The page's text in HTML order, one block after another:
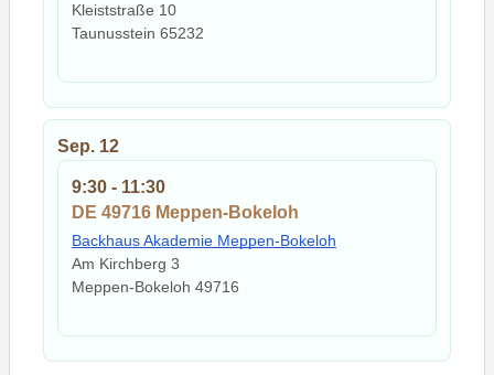
Kleiststraße 10
Taunusstein 65232
Sep. 12
9:30 - 11:30
DE 49716 Meppen-Bokeloh
Backhaus Akademie Meppen-Bokeloh
Am Kirchberg 3
Meppen-Bokeloh 49716